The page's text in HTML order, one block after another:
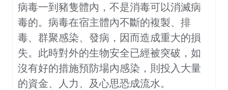
病毒一到豬隻體內，不是消毒可以消滅病
毒的。病毒在宿主體內不斷的複製、排
毒、群聚感染、發病，因而造成重大的損
失。此時對外的生物安全已經被突破，如
沒有好的措施預防場內感染，則投入大量
的資金、人力、及心思恐成流水。